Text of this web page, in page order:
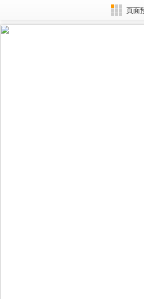
頁面